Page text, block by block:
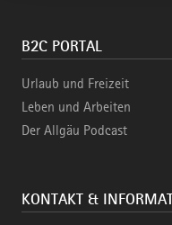
B2C PORTAL
Urlaub und Freizeit
Leben und Arbeiten
Der Allgäu Podcast
KONTAKT &